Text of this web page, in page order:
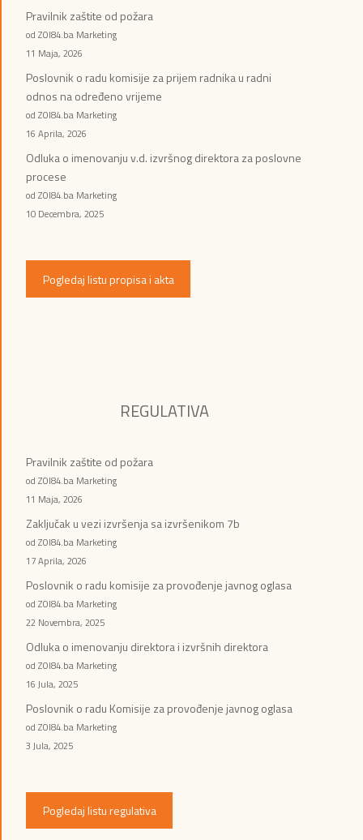
Pravilnik zaštite od požara
od ZOI84.ba Marketing
11 Maja, 2026
Poslovnik o radu komisije za prijem radnika u radni
odnos na određeno vrijeme
od ZOI84.ba Marketing
16 Aprila, 2026
Odluka o imenovanju v.d. izvršnog direktora za poslovne
procese
od ZOI84.ba Marketing
10 Decembra, 2025
Pogledaj listu propisa i akta
REGULATIVA
Pravilnik zaštite od požara
od ZOI84.ba Marketing
11 Maja, 2026
Zaključak u vezi izvršenja sa izvršenikom 7b
od ZOI84.ba Marketing
17 Aprila, 2026
Poslovnik o radu komisije za provođenje javnog oglasa
od ZOI84.ba Marketing
22 Novembra, 2025
Odluka o imenovanju direktora i izvršnih direktora
od ZOI84.ba Marketing
16 Jula, 2025
Poslovnik o radu Komisije za provođenje javnog oglasa
od ZOI84.ba Marketing
3 Jula, 2025
Pogledaj listu regulativa